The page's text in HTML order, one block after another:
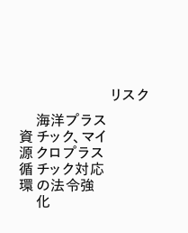
資
源
循
環
海洋プラス
チック、マイ
クロプラス
チック対応
の法令強
化
リスク